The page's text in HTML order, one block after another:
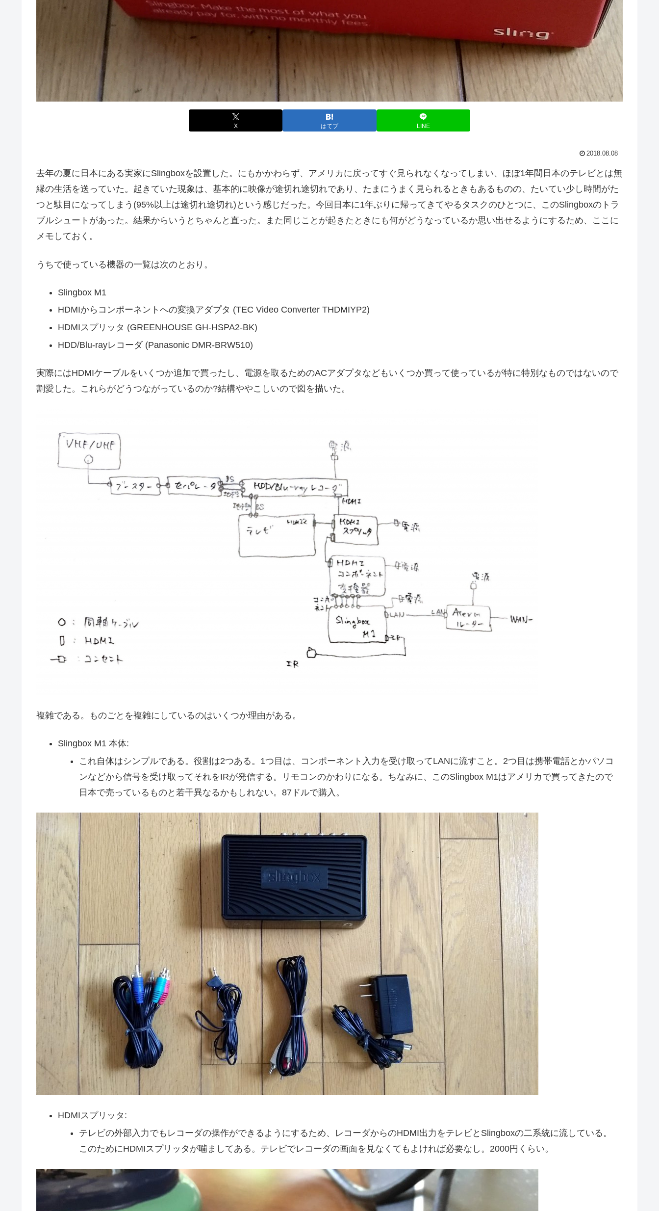
X はてブ LINE
2018.08.08
去年の夏に日本にある実家にSlingboxを設置した。にもかかわらず、アメリカに戻ってすぐ見られなくなってしまい、ほぼ1年間日本のテレビとは無
縁の生活を送っていた。起きていた現象は、基本的に映像が途切れ途切れであり、たまにうまく見られるときもあるものの、たいてい少し時間がた
つと駄目になってしまう(95%以上は途切れ途切れ)という感じだった。今回日本に1年ぶりに帰ってきてやるタスクのひとつに、このSlingboxのトラ
ブルシュートがあった。結果からいうとちゃんと直った。また同じことが起きたときにも何がどうなっているか思い出せるようにするため、ここに
メモしておく。
うちで使っている機器の一覧は次のとおり。
Slingbox M1
HDMIからコンポーネントへの変換アダプタ (TEC Video Converter THDMIYP2)
HDMI スプリッタ (GREENHOUSE GH-HSPA2-BK)
HDD/Blu-rayレコーダ (Panasonic DMR-BRW510)
実際にはHDMIケーブルをいくつか追加で買ったし、電源を取るためのACアダプタなどもいくつか買って使っているが特に特別なものではないので
割愛した。これらがどうつながっているのか?結構ややこしいので図を描いた。
複雑である。ものごとを複雑にしているのはいくつか理由がある。
Slingbox M1 本体:
これ自体はシンプルである。役割は2つある。1つ目は、コンポーネント入力を受け取ってLANに流すこと。2つ目は携帯電話とかパソコ
ンなどから信号を受け取ってそれをIRが発信する。リモコンのかわりになる。ちなみに、このSlingbox M1はアメリカで買ってきたので
日本で売っているものと若干異なるかもしれない。87ドルで購入。
HDMIスプリッタ:
テレビの外部入力でもレコーダの操作ができるようにするため、レコーダからのHDMI出力をテレビとSlingboxの二系統に流している。
このためにHDMIスプリッタが噛ましてある。テレビでレコーダの画面を見なくてもよければ必要なし。2000円くらい。